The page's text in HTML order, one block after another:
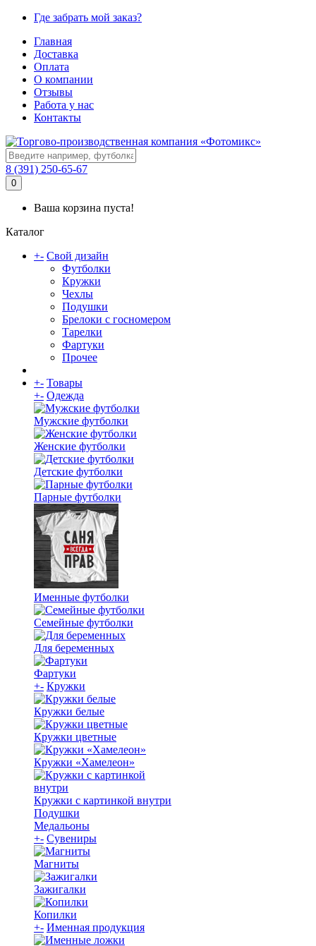
Где забрать мой заказ?
Главная
Доставка
Оплата
О компании
Отзывы
Работа у нас
Контакты
8 (391) 250-65-67
0
Ваша корзина пуста!
Каталог
+- Свой дизайн
Футболки
Кружки
Чехлы
Подушки
Брелоки с госномером
Тарелки
Фартуки
Прочее
+- Товары
+- Одежда
Мужские футболки
Женские футболки
Детские футболки
Парные футболки
Именные футболки
Семейные футболки
Для беременных
Фартуки
+- Кружки
Кружки белые
Кружки цветные
Кружки «Хамелеон»
Кружки с картинкой внутри
Подушки
Медальоны
+- Сувениры
Магниты
Зажигалки
Копилки
+- Именная продукция